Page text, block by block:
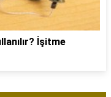
İşitme